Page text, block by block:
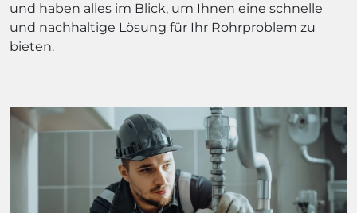
und haben alles im Blick, um Ihnen eine schnelle
und nachhaltige Lösung für Ihr Rohrproblem zu
bieten.